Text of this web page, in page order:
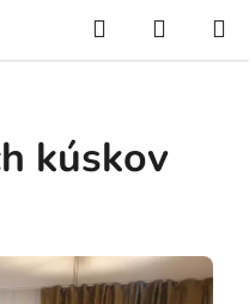
Hľadať
KOŠÍK
kúskov